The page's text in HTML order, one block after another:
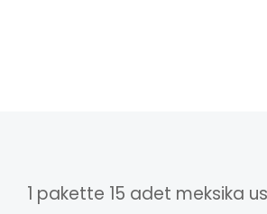
1 pakette 15 adet meksika